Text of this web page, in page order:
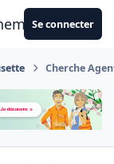
Se connecter
Cherche